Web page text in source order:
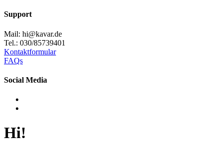
Support
Mail: hi@kavar.de
Tel.: 030/85739401
Kontaktformular
FAQs
Social Media
Hi!